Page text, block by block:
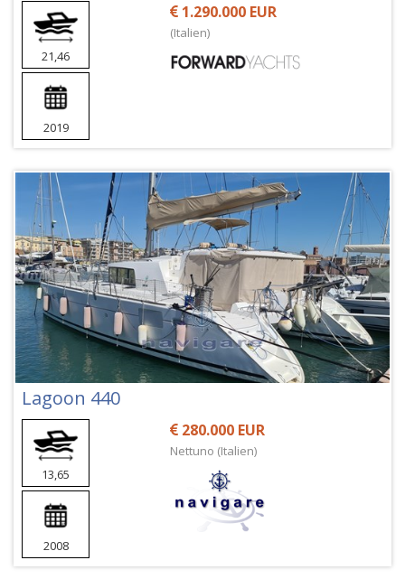
21,46
2019
1.290.000 EUR
(Italien)
Lagoon 440
13,65
2008
280.000 EUR
Nettuno (Italien)